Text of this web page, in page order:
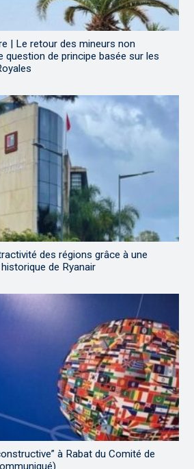
| Le retour des mineurs non
question de principe basée sur les
des régions grâce à une
de Ryanair
à Rabat du Comité de